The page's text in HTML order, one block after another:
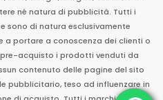
né natura di pubblicità. Tutti i
sono di natura esclusivamente
a portare a conoscenza dei clienti o
acquisto i prodotti venduti da
contenuto delle pagine del sito
pubblicitario, teso ad influenzare in